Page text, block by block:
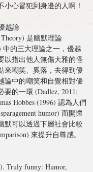
小心冒犯到身邊的人啊！
越論
是幽默理論
中的三大理論之一，優越
以指出他人無傷大雅的怪
來嘲笑、 奚落 ，去得到優
論中的嘲笑和自覺相對優
要的一環 (Dadlez, 2011;
Hobbes (1996) 認為人們
humor) 而開懷
默可以透過下層社會比較
來提升自尊感。
Truly funny: Humor,